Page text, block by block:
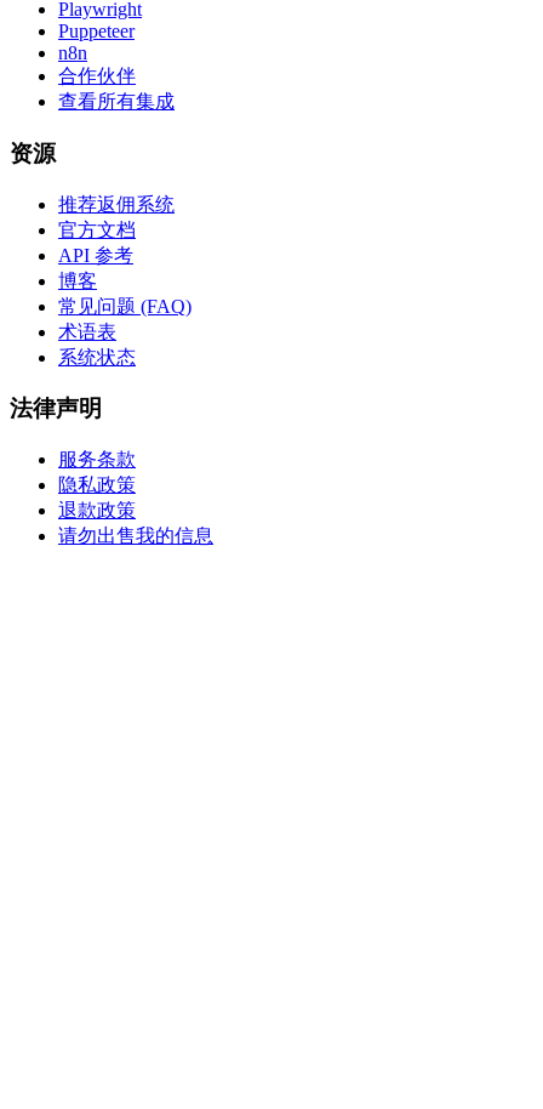
Playwright
Puppeteer
n8n
合作伙伴
查看所有集成
资源
推荐返佣系统
官方文档
API 参考
博客
常见问题 (FAQ)
术语表
系统状态
法律声明
服务条款
隐私政策
退款政策
请勿出售我的信息